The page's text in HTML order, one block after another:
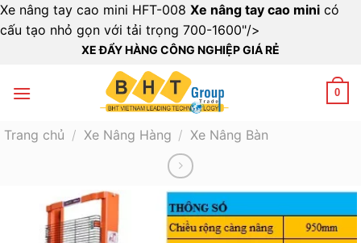
Xe nâng tay cao mini HFT-008 Xe nâng tay cao mini có
cấu tạo nhỏ gọn với tải trọng 700-1600"/>
qua
XE ĐẨY HÀNG CÔNG NGHIỆP GIÁ RẺ
0
Trang chủ / Xe Nâng Hàng / Xe Nâng Bàn